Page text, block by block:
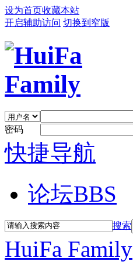
设为首页收藏本站
开启辅助访问 切换到窄版
密码
快捷导航
论坛BBS
搜索
HuiFa Family